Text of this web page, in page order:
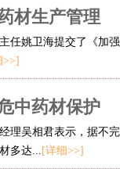
材生产管理
任姚卫海提交了《加
>>]
中药材保护
理吴相君表示，据不
多达... [详细>>]